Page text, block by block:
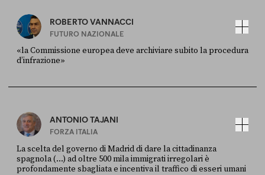
ROBERTO VANNACCI
FUTURO NAZIONALE
«la Commissione europea deve archiviare subito la procedura
d’infrazione»
ANTONIO TAJANI
FORZA ITALIA
La scelta del governo di Madrid di dare la cittadinanza
spagnola (...) ad oltre 500 mila immigrati irregolari è
profondamente sbagliata e incentiva il traffico di esseri umani